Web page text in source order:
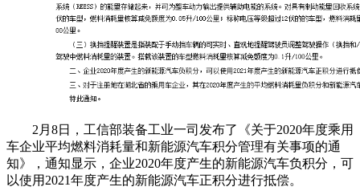
2月8日，工信部装备工业一司发布了《关于2020年度乘用
车企业平均燃料消耗量和新能源汽车积分管理有关事项的通
知》，通知显示，企业2020年度产生的新能源汽车负积分，可
以使用2021年度产生的新能源汽车正积分进行抵偿。